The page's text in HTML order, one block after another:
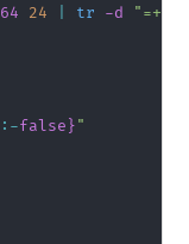
24 tr -d "=+/"
:-false}"